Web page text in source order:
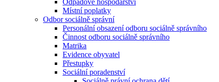
Odpadové hospodářství
Místní poplatky
Odbor sociálně správní
Personální obsazení odboru sociálně správního
Činnost odboru sociálně správního
Matrika
Evidence obyvatel
Přestupky
Sociální poradenství